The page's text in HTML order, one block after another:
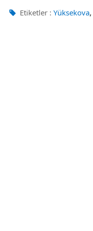
Etiketler : Yüksekova,